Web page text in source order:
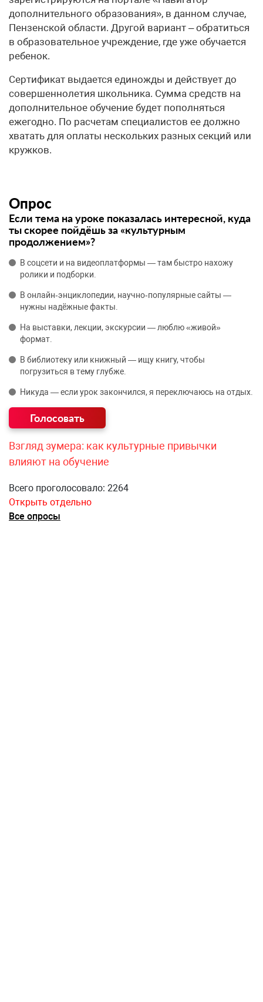
дополнительного образования», в данном случае,
Пензенской области. Другой вариант – обратиться
в образовательное учреждение, где уже обучается
ребенок.
Сертификат выдается единожды и действует до
совершеннолетия школьника. Сумма средств на
дополнительное обучение будет пополняться
ежегодно. По расчетам специалистов ее должно
хватать для оплаты нескольких разных секций или
кружков.
Опрос
Если тема на уроке показалась интересной, куда
ты скорее пойдёшь за «культурным
продолжением»?
В соцсети и на видеоплатформы — там быстро нахожу
ролики и подборки.
В онлайн‑энциклопедии, научно‑популярные сайты —
нужны надёжные факты.
На выставки, лекции, экскурсии — люблю «живой»
формат.
В библиотеку или книжный — ищу книгу, чтобы
погрузиться в тему глубже.
Никуда — если урок закончился, я переключаюсь на отдых.
Взгляд зумера: как культурные привычки
влияют на обучение
Всего проголосовало: 2264
Открыть отдельно
Все опросы